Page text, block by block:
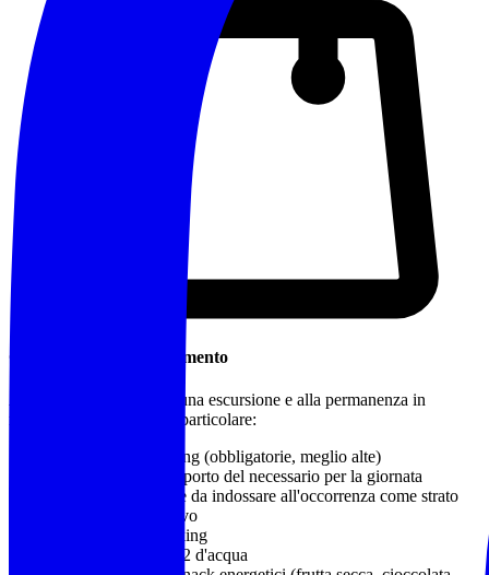
Cosa Portare / Abbigliamento
Abbigliamento idoneo a una escursione e alla permanenza in
montagna o in natura, in particolare:
Calzature da trekking (obbligatorie, meglio alte)
Zaino adatto al trasporto del necessario per la giornata
Capo impermeabile da indossare all'occorrenza come strato
più esterno protettivo
Bastoncini da trekking
Almeno 1 litro e 1/2 d'acqua